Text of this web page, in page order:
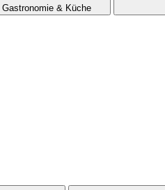
Gastronomie & Küche